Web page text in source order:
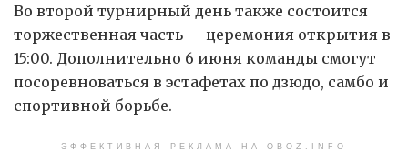
Во второй турнирный день также состоится
торжественная часть — церемония открытия в
15:00. Дополнительно 6 июня команды смогут
посоревноваться в эстафетах по дзюдо, самбо и
спортивной борьбе.
ЭФФЕКТИВНАЯ РЕКЛАМА НА OBOZ.INFO